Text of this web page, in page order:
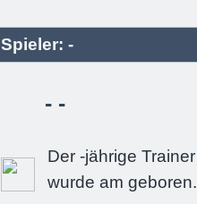
Spieler: -
- -
Der -jährige Trainer
wurde am geboren.